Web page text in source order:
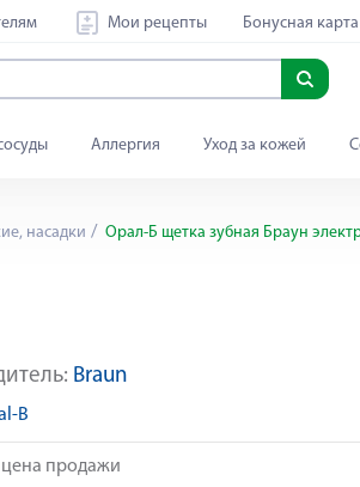
Мои рецепты Бонусная карта
Аллергия Уход за кожей
насадки Орал-Б щетка зубная Браун
Braun
B
цена продажи